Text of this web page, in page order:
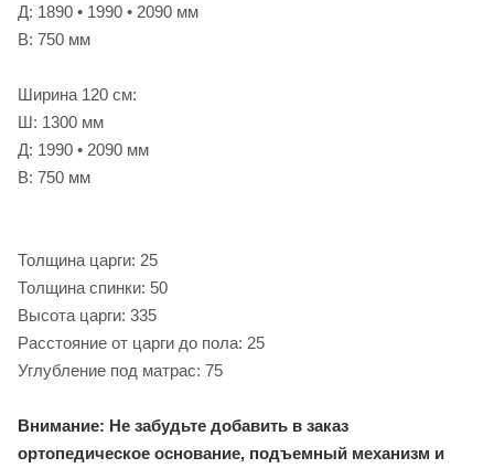
Д: 1890 • 1990 • 2090 мм
В: 750 мм
Ширина 120 см:
Ш: 1300 мм
Д: 1990 • 2090 мм
В: 750 мм
Толщина царги: 25
Толщина спинки: 50
Высота царги: 335
Расстояние от царги до пола: 25
Углубление под матрас: 75
Внимание: Не забудьте добавить в заказ
ортопедическое основание, подъемный механизм и